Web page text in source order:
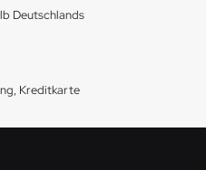
Deutschlands
Kreditkarte